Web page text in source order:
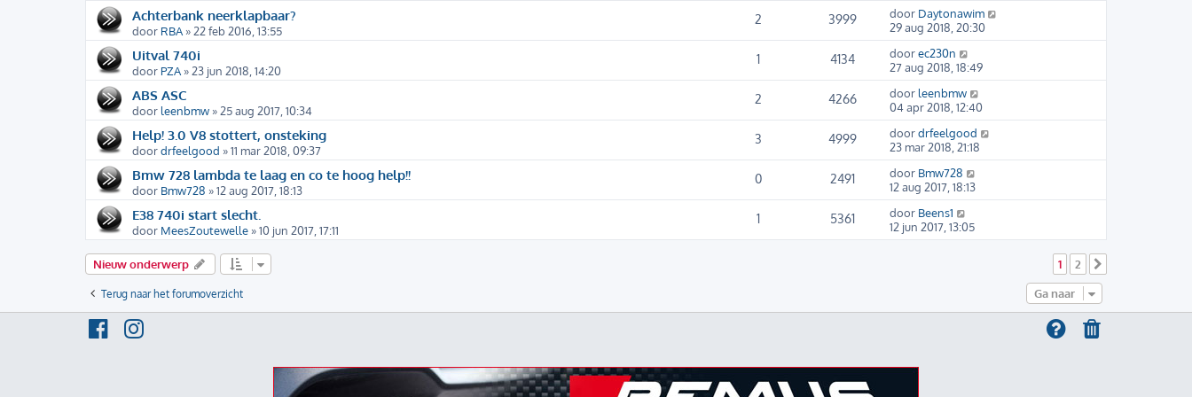
Achterbank neerklapbaar?
door RBA » 22 feb 2016, 13:55
2 3999 door Daytonawim
29 aug 2018, 20:30
Uitval 740i
door PZA » 23 jun 2018, 14:20
1 4134 doorec230n
27 aug 2018, 18:49
ABS ASC
door leenbmw » 25 aug 2017, 10:34
2 4266 door leenbmw
04 apr 2018, 12:40
Help! 3.0 V8 stottert, onsteking
doordrfeelgood » 11 mar 2018, 09:37
3 4999 doordrfeelgood
23 mar 2018, 21:18
Bmw 728 lambda te laag en co te hoog help!!
door Bmw728 » 12 aug 2017, 18:13
0 2491 door Bmw728
12 aug 2017, 18:13
E38 740i start slecht.
door MeesZoutewelle » 10 jun 2017, 17:11
1 5361 door Beens1
12 jun 2017, 13:05
Nieuw onderwerp 1 2
Terug naar het forumoverzicht Ga naar